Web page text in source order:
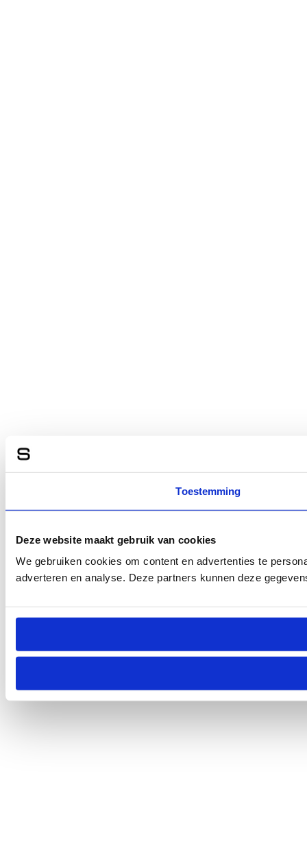
Toestemming
Deze website maakt gebruik van cookies
We gebruiken cookies om content en advertenties te
adverteren en analyse. Deze partners kunnen deze